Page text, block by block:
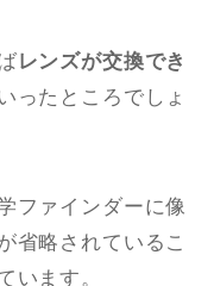
レンズが交換でき
ったところでしょ
ファインダーに像
省略されているこ
います。